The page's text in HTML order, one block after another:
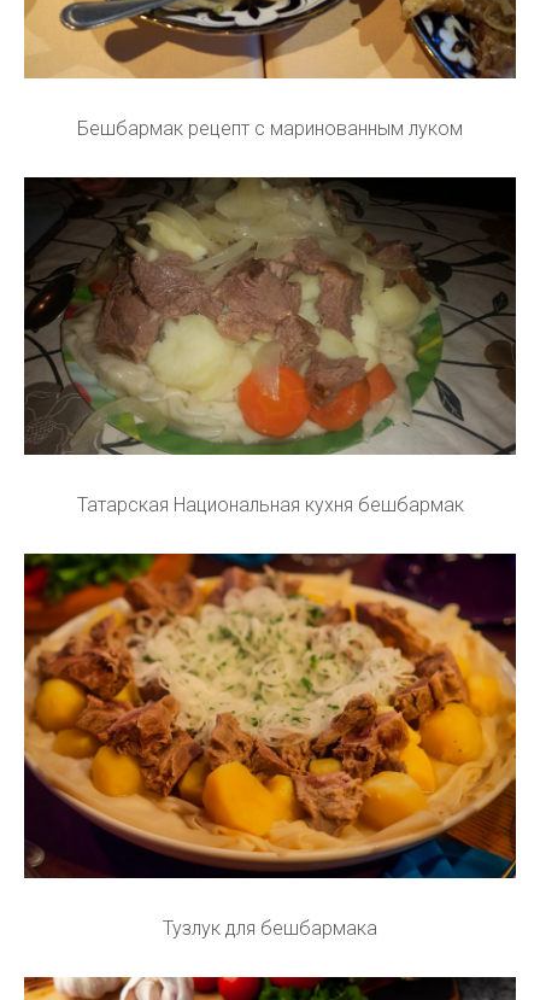
Бешбармак рецепт с маринованным луком
Татарская Национальная кухня бешбармак
Тузлук для бешбармака